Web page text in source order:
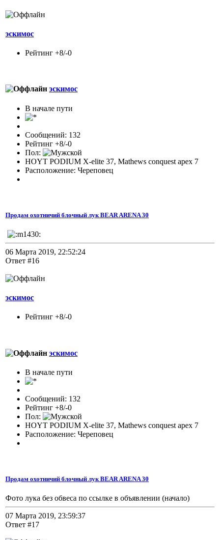
эскимос
Рейтинг +8/-0
эскимос
В начале пути
Сообщений: 132
Рейтинг +8/-0
Пол:
HOYT PODIUM X-elite 37, Mathews conquest apex 7
Расположение: Череповец
Продам охотничий блочный лук BEAR ARENA 30
06 Марта 2019, 22:52:24
Ответ #16
эскимос
Рейтинг +8/-0
эскимос
В начале пути
Сообщений: 132
Рейтинг +8/-0
Пол:
HOYT PODIUM X-elite 37, Mathews conquest apex 7
Расположение: Череповец
Продам охотничий блочный лук BEAR ARENA 30
Фото лука без обвеса по ссылке в объявлении (начало)
07 Марта 2019, 23:59:37
Ответ #17